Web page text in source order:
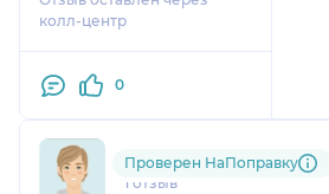
колл-центр
0
792....@....ru
1 отзыв
Проверен НаПоправку